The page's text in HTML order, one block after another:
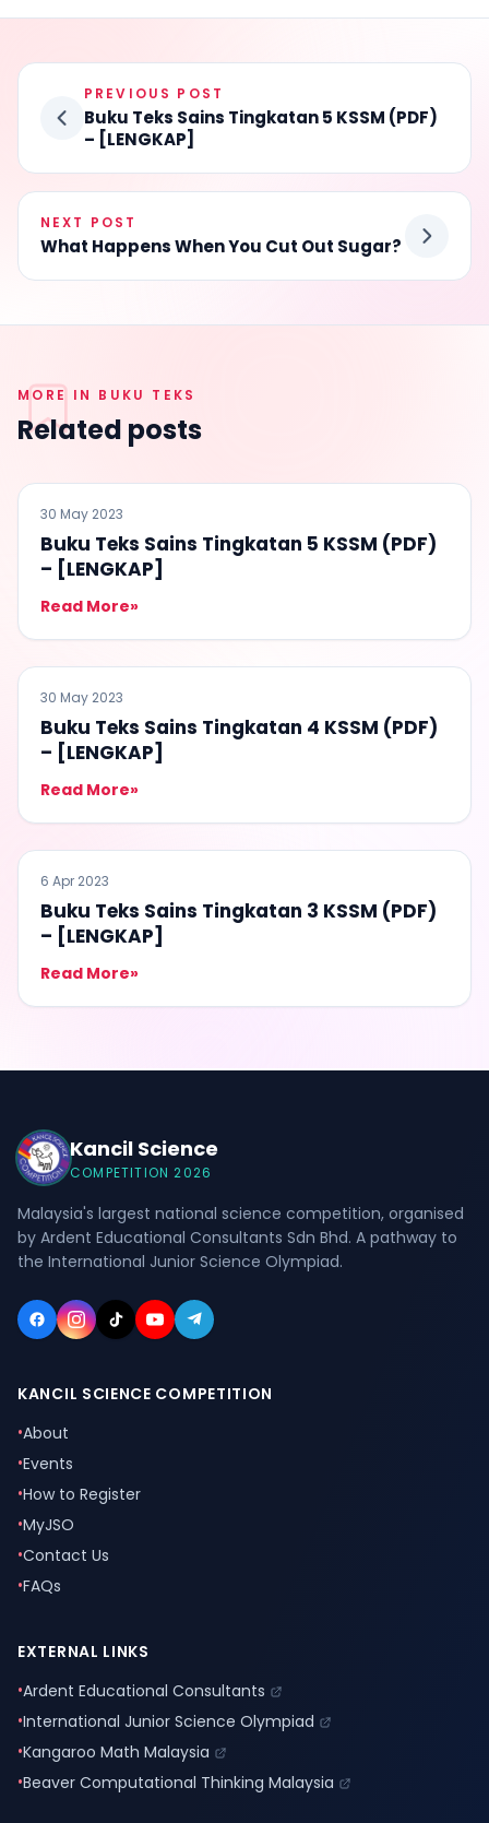
PREVIOUS POST
Buku Teks Sains Tingkatan 5 KSSM (PDF)
– [LENGKAP]
NEXT POST
What Happens When You Cut Out Sugar?
MORE IN BUKU TEKS
Related posts
BUKU TEKS
30 May 2023
Buku Teks Sains Tingkatan 5 KSSM (PDF)
– [LENGKAP]
Read More»
BUKU TEKS
30 May 2023
Buku Teks Sains Tingkatan 4 KSSM (PDF)
– [LENGKAP]
Read More»
BUKU TEKS
6 Apr 2023
Buku Teks Sains Tingkatan 3 KSSM (PDF)
– [LENGKAP]
Read More»
Kancil Science
COMPETITION 2026
Malaysia's largest national science competition, organised
by Ardent Educational Consultants Sdn Bhd. A pathway to
the International Junior Science Olympiad.
KANCIL SCIENCE COMPETITION
•About
•Events
•How to Register
•MyJSO
•Contact Us
•FAQs
EXTERNAL LINKS
•Ardent Educational Consultants
•International Junior Science Olympiad
•Kangaroo Math Malaysia
•Beaver Computational Thinking Malaysia